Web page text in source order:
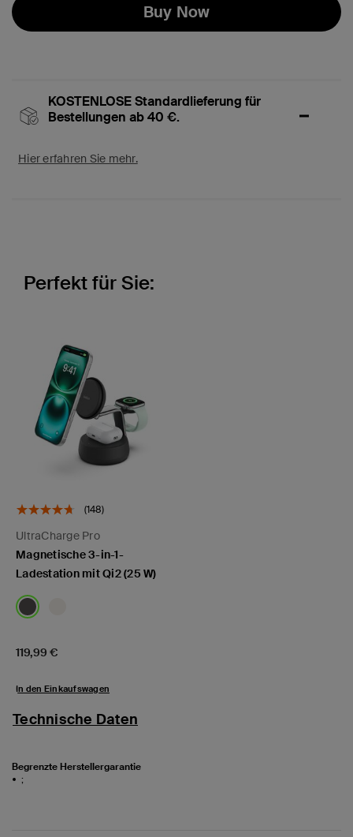
Buy Now
KOSTENLOSE Standardlieferung für
Bestellungen ab 40 €.
Hier erfahren Sie mehr.
Perfekt für Sie:
(148)
UltraCharge Pro
Magnetische 3-in-1-
Ladestation mit Qi2 (25 W)
Price:
119,99 €
In den Einkaufswagen
Technische Daten
Begrenzte Herstellergarantie
;